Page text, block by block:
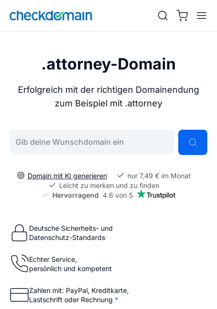
.attorney-Domain
Erfolgreich mit der richtigen Domainendung
zum Beispiel mit .attorney
Domain mit KI generieren
nur 7,49 € im Monat
Leicht zu merken und zu finden
Hervorragend 4.6 von 5
Deutsche Sicherheits- und
Datenschutz-Standards
Echter Service,
persönlich und kompetent
Zahlen mit: PayPal, Kreditkarte,
Lastschrift oder Rechnung *